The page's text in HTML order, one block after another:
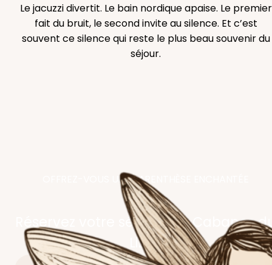
Le jacuzzi divertit. Le bain nordique apaise. Le premier
fait du bruit, le second invite au silence. Et c’est
souvent ce silence qui reste le plus beau souvenir du
séjour.
OFFREZ-VOUS UNE PARENTHÈSE ENCHANTÉE
Réservez votre séjour aux Cabanes
Lizon